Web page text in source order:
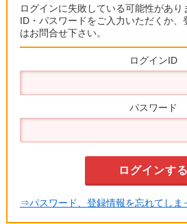
ログインに失敗している可能性があり
ID・パスワードをご入力いただくか、
はお問合せ下さい。
ログインID
パスワード
⇒パスワード、登録情報を忘れてしま